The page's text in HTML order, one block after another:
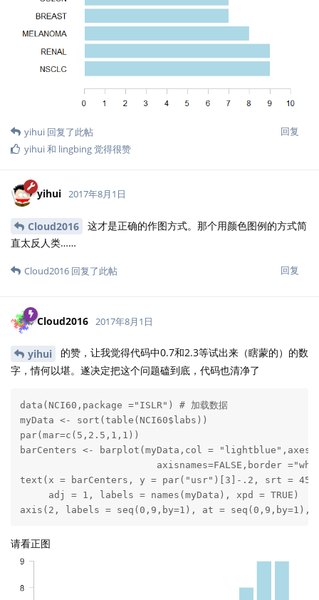
回复
yihui 回复了此帖
yihui和 lingbing觉得很赞
yihui 2017年8月1日
Cloud2016
这才是正确的作图方式。那个用颜色图例的方式简
直太反人类……
回复
Cloud2016 回复了此帖
Cloud2016 2017年8月1日
yihui
的赞，让我觉得代码中0.7和2.3等试出来（瞎蒙的）的数
字，情何以堪。遂决定把这个问题磕到底，代码也清净了
data(NCI60,package ="ISLR") # 加载数据
myData <- sort(table(NCI60$labs))
par(mar=c(5,2.5,1,1))
barCenters <- barplot(myData,col = "lightblue",axes =
text(x = barCenters, y = par("usr")[3]-.2, srt = 45,
     adj = 1, labels = names(myData), xpd = TRUE)
axis(2, labels = seq(0,9,by=1), at =
请看正图